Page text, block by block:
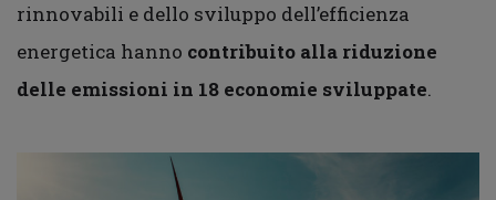
rinnovabili e dello sviluppo dell’efficienza
energetica hanno contribuito alla riduzione
delle emissioni in 18 economie sviluppate.